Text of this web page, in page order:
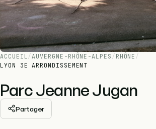
ACCUEIL/AUVERGNE-RHÔNE-ALPES / RHÔNE /
LYON 3E ARRONDISSEMENT
Parc Jeanne Jugan
Partager